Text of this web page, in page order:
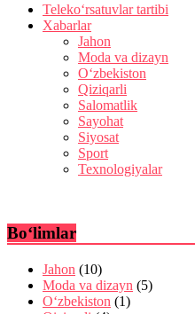
Teleko‘rsatuvlar tartibi
Xabarlar
Jahon
Moda va dizayn
O‘zbekiston
Qiziqarli
Salomatlik
Sayohat
Siyosat
Sport
Texnologiyalar
Bo‘limlar
Jahon (10)
Moda va dizayn (5)
O‘zbekiston (1)